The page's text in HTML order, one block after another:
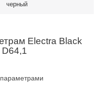
черный
Electra Black